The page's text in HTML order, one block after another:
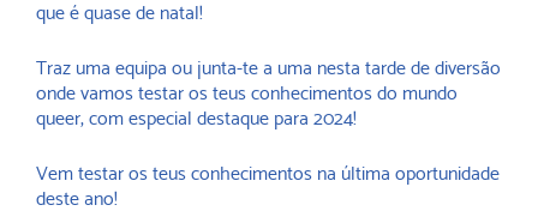
que é quase de natal!
Traz uma equipa ou junta-te a uma nesta tarde de diversão
onde vamos testar os teus conhecimentos do mundo
queer, com especial destaque para 2024!
Vem testar os teus conhecimentos na última oportunidade
deste ano!